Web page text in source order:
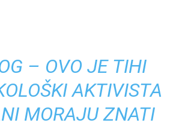
– OVO JE TIHI
AKTIVISTA
MORAJU ZNATI